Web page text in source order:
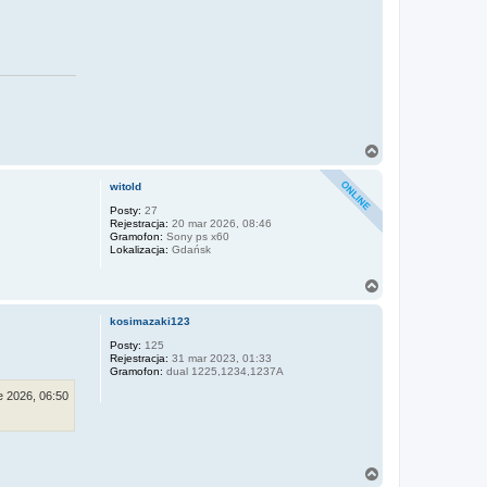
r
witold
Posty: 27
Rejestracja: 20 mar 2026, 08:46
Gramofon: Sony ps x60
Lokalizacja: Gdańsk
kosimazaki123
Posty: 125
Rejestracja: 31 mar 2023, 01:33
Gramofon: dual 1225,1234,1237A
2026, 06:50